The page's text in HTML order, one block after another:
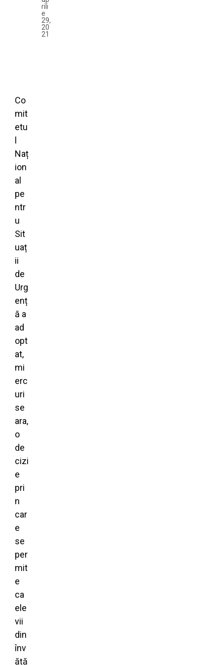
rili
e
29,
20
21
Co
mit
etu
Naț
ion
al
pe
ntr
u
Sit
uaț
ii
de
Urg
enț
ă a
ad
opt
at,
mi
erc
uri
se
ara,
o
de
cizi
e
pri
n
car
e
se
per
mit
e
ca
ele
vii
din
înv
ăță